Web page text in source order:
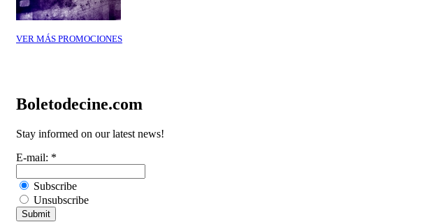
VER MÁS PROMOCIONES
Boletodecine.com
Stay informed on our latest news!
E-mail: *
Subscribe
Unsubscribe